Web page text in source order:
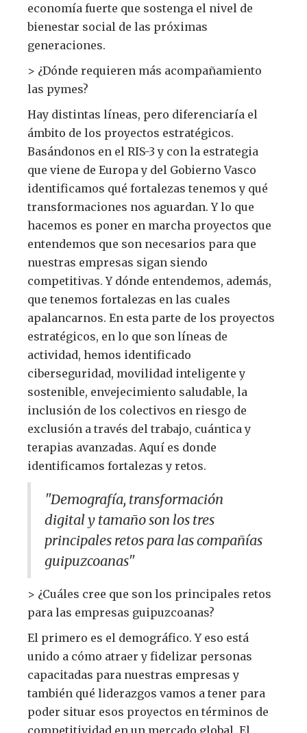
economía fuerte que sostenga el nivel de
bienestar social de las próximas
generaciones.
> ¿Dónde requieren más acompañamiento
las pymes?
Hay distintas líneas, pero diferenciaría el
ámbito de los proyectos estratégicos.
Basándonos en el RIS-3 y con la estrategia
que viene de Europa y del Gobierno Vasco
identificamos qué fortalezas tenemos y qué
transformaciones nos aguardan. Y lo que
hacemos es poner en marcha proyectos que
entendemos que son necesarios para que
nuestras empresas sigan siendo
competitivas. Y dónde entendemos, además,
que tenemos fortalezas en las cuales
apalancarnos. En esta parte de los proyectos
estratégicos, en lo que son líneas de
actividad, hemos identificado
ciberseguridad, movilidad inteligente y
sostenible, envejecimiento saludable, la
inclusión de los colectivos en riesgo de
exclusión a través del trabajo, cuántica y
terapias avanzadas. Aquí es donde
identificamos fortalezas y retos.
"Demografía, transformación
digital y tamaño son los tres
principales retos para las compañías
guipuzcoanas"
> ¿Cuáles cree que son los principales retos
para las empresas guipuzcoanas?
El primero es el demográfico. Y eso está
unido a cómo atraer y fidelizar personas
capacitadas para nuestras empresas y
también qué liderazgos vamos a tener para
poder situar esos proyectos en términos de
competitividad en un mercado global. El